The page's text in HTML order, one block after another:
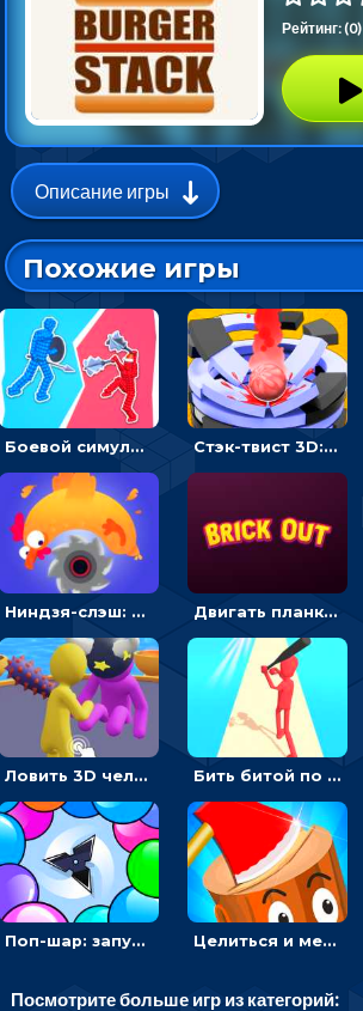
Рейтинг: (0)
Описание игры
Похожие игры
Боевой симулятор 3D: повтори позу рыцаря и победи врага Стэк-твист 3D: тапай по шарику, чтобы разбивать платформы
Ниндзя-слэш: запускай оружие по целям и становись мастером сюрикенов Двигать планку и бить шариком по цветным блокам - гиперказуальная
Ловить 3D человечком своего цвета и собирать драгоценности - гиперказуалка Бить битой по шарику, чтобы сбивать кубики с буквами на пути к финишу - 3D
Поп-шар: запускать колючку, чтобы лопать воздушные шарики Целиться и метать топор в 3D мишени
Посмотрите больше игр из категорий: